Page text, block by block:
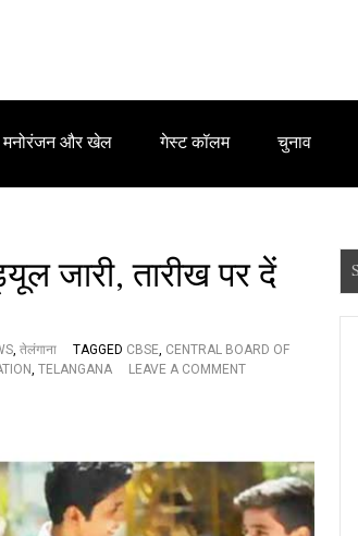
मनोरंजन और खेल गेस्ट कॉलम चुनाव
जारी, तारीख पर दें
, तेलंगाना TAGGED CBSE, CENTRAL BOARD OF
, TELANGANA LEAVE A COMMENTO
स
ई
:
1
e
a